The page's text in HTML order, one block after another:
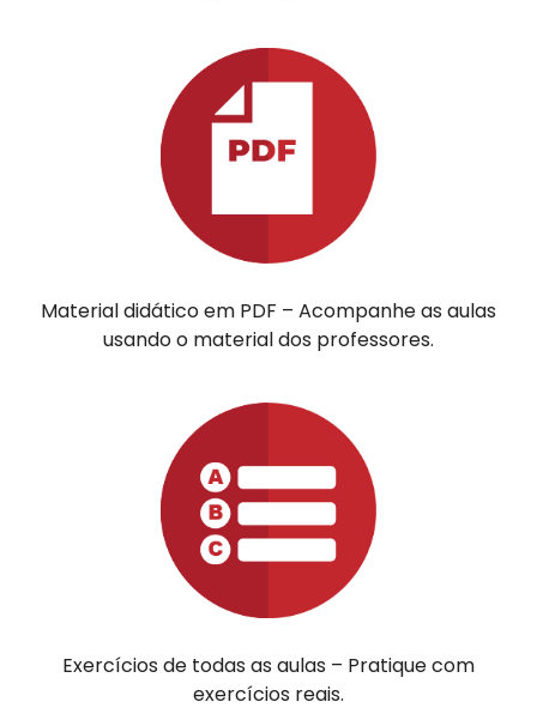
Material didático em PDF – Acompanhe as aulas
usando o material dos professores.
Exercícios de todas as aulas – Pratique com
exercícios reais.